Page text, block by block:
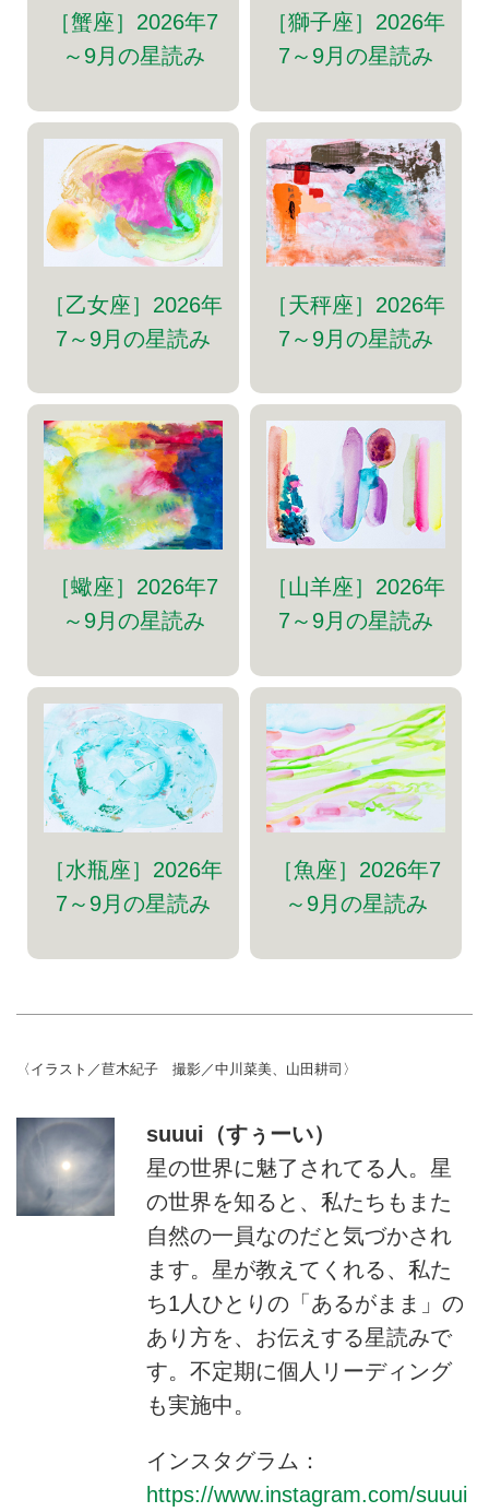
［蟹座］2026年7
～9月の星読み
［獅子座］2026年
7～9月の星読み
［乙女座］2026年
7～9月の星読み
［天秤座］2026年
7～9月の星読み
［蠍座］2026年7
～9月の星読み
［山羊座］2026年
7～9月の星読み
［水瓶座］2026年
7～9月の星読み
［魚座］2026年7
～9月の星読み
〈イラスト／苣木紀子 撮影／中川菜美、山田耕司〉
suuui（すぅーい）
星の世界に魅了されてる人。星
の世界を知ると、私たちもまた
自然の一員なのだと気づかされ
ます。星が教えてくれる、私た
ち1人ひとりの「あるがまま」の
あり方を、お伝えする星読みで
す。不定期に個人リーディング
も実施中。
インスタグラム：
https://www.instagram.com/suuui